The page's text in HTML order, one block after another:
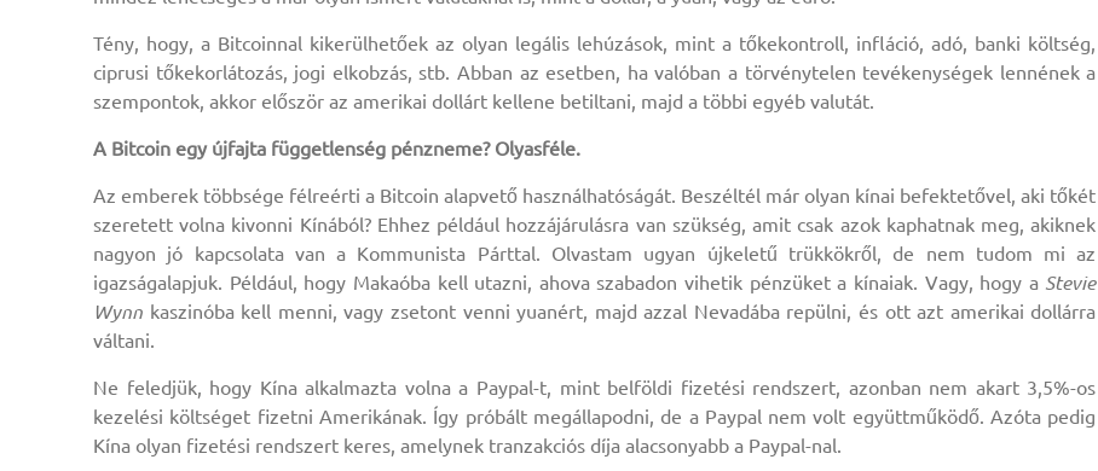
Tény, hogy, a Bitcoinnal kikerülhetőek az olyan legális lehúzások, mint a tőkekontroll, infláció, adó, banki költség,
ciprusi tőkekorlátozás, jogi elkobzás, stb. Abban az esetben, ha valóban a törvénytelen tevékenységek lennének a
szempontok, akkor először az amerikai dollárt kellene betiltani, majd a többi egyéb valutát.
A Bitcoin egy újfajta függetlenség pénzneme? Olyasféle.
Az emberek többsége félreérti a Bitcoin alapvető használhatóságát. Beszéltél már olyan kínai befektetővel, aki tőkét
szeretett volna kivonni Kínából? Ehhez például hozzájárulásra van szükség, amit csak azok kaphatnak meg, akiknek
nagyon jó kapcsolata van a Kommunista Párttal. Olvastam ugyan újkeletű trükkökről, de nem tudom mi az
igazságalapjuk. Például, hogy Makaóba kell utazni, ahova szabadon vihetik pénzüket a kínaiak. Vagy, hogy a Stevie
Wynn kaszinóba kell menni, vagy zsetont venni yuanért, majd azzal Nevadába repülni, és ott azt amerikai dollárra
váltani.
Ne feledjük, hogy Kína alkalmazta volna a Paypal-t, mint belföldi fizetési rendszert, azonban nem akart 3,5%-os
kezelési költséget fizetni Amerikának. Így próbált megállapodni, de a Paypal nem volt együttműködő. Azóta pedig
Kína olyan fizetési rendszert keres, amelynek tranzakciós díja alacsonyabb a Paypal-nal.